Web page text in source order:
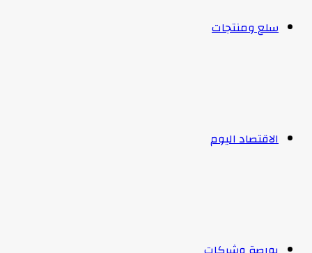
سلع ومنتجات
الاقتصاد اليوم